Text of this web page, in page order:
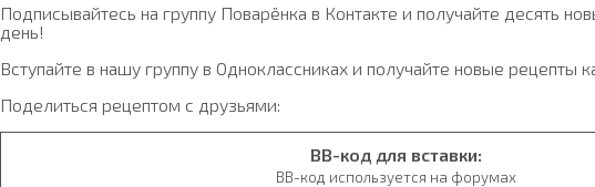
Подписывайтесь на группу Поварёнка в Контакте и получайте десять
день!
Вступайте в нашу группу в Одноклассниках и получайте новые рецепты
Поделиться рецептом с друзьями:
BB-код для вставки:
BB-код используется на форумах